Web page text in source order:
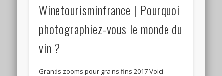
Winetourisminfrance | Pourquoi
photographiez-vous le monde du
vin ?
Grands zooms pour grains fins 2017 Voici